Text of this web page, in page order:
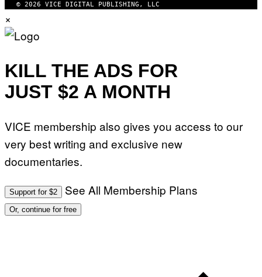
© 2026 VICE DIGITAL PUBLISHING, LLC
×
KILL THE ADS FOR
JUST $2 A MONTH
VICE membership also gives you access to our
very best writing and exclusive new
documentaries.
Support for $2 See All Membership Plans
Or, continue for free